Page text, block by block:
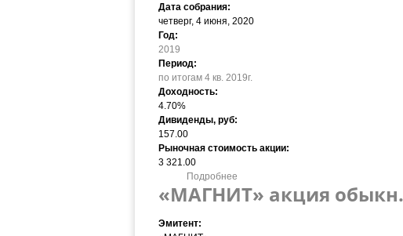
Дата собрания:
четверг, 4 июня, 2020
Год:
2019
Период:
по итогам 4 кв. 2019г.
Доходность:
4.70%
Дивиденды, руб:
157.00
Рыночная стоимость акции:
3 321.00
Подробнее
«МАГНИТ» акция обыкн.
Эмитент: